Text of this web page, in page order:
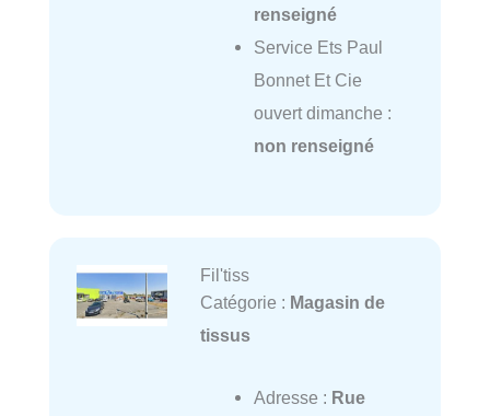
renseigné
Service Ets Paul
Bonnet Et Cie
ouvert dimanche :
non renseigné
Fil'tiss
Catégorie : Magasin de
tissus
Adresse : Rue